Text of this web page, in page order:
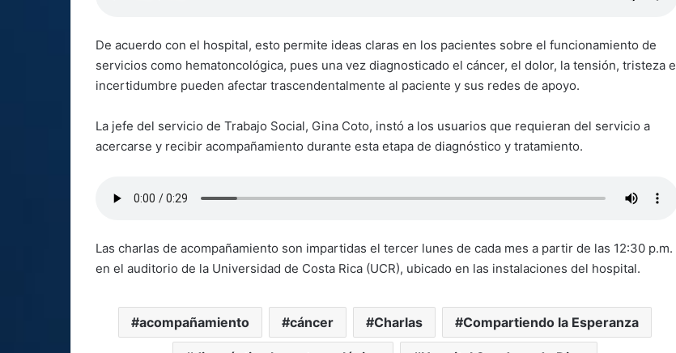
De acuerdo con el hospital, esto permite ideas claras en los pacientes sobre el funcionamiento de
servicios como hematoncológica, pues una vez diagnosticado el cáncer, el dolor, la tensión, tristeza e
incertidumbre pueden afectar trascendentalmente al paciente y sus redes de apoyo.
La jefe del servicio de Trabajo Social, Gina Coto, instó a los usuarios que requieran del servicio a
acercarse y recibir acompañamiento durante esta etapa de diagnóstico y tratamiento.
Las charlas de acompañamiento son impartidas el tercer lunes de cada mes a partir de las 12:30 p.m.
en el auditorio de la Universidad de Costa Rica (UCR), ubicado en las instalaciones del hospital.
acompañamiento cáncer Charlas Compartiendo la Esperanza